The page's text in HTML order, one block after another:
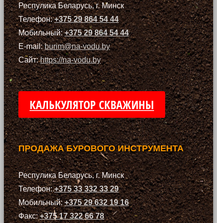
Респулика Беларусь, г. Минск
Телефон:+375 29 864 54 44
Мобильный:+375 29 864 54 44
E-mail:burim@na-vodu.by
Сайт:https://na-vodu.by
КАЛЬКУЛЯТОР СКВАЖИНЫ
ПРОДАЖА БУРОВОГО ИНСТРУМЕНТА
Респулика Беларусь, г. Минск
Телефон:+375 33 332 33 29
Мобильный:+375 29 632 19 16
Факс:+375 17 322 66 78